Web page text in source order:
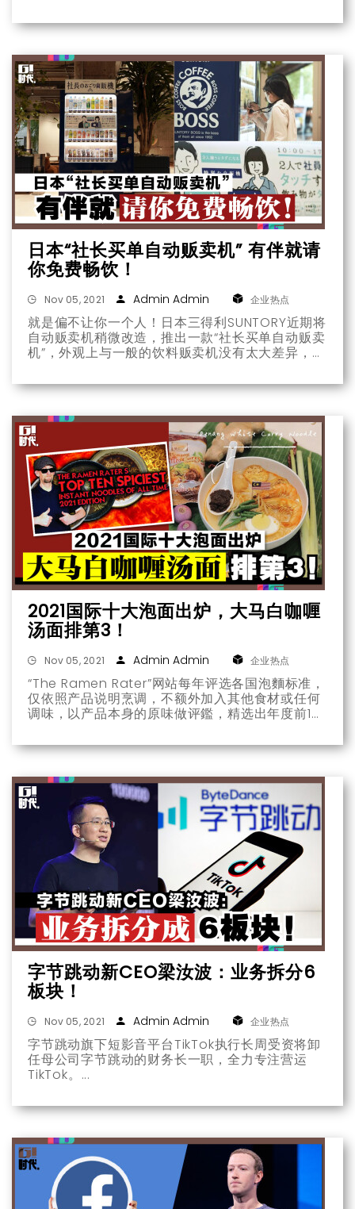
日本“社长买单自动贩卖机” 有伴就请
你免费畅饮！
Nov 05, 2021 Admin Admin 企业热点
就是偏不让你一个人！日本三得利SUNTORY近期将
自动贩卖机稍微改造，推出一款“社长买单自动贩卖
机”，外观上与一般的饮料贩卖机没有太大差异，但
应机器时，就能掉下两罐免费饮料”！
2021国际十大泡面出炉，大马白咖喱
汤面排第3！
Nov 05, 2021 Admin Admin 企业热点
“The Ramen Rater”网站每年评选各国泡麵标准，
仅依照产品说明烹调，不额外加入其他食材或任何
调味，以产品本身的原味做评鑑，精选出年度前10
字节跳动新CEO梁汝波：业务拆分6
板块！
Nov 05, 2021 Admin Admin 企业热点
字节跳动旗下短影音平台TikTok执行长周受资将卸
任母公司字节跳动的财务长一职，全力专注营运
TikTok。